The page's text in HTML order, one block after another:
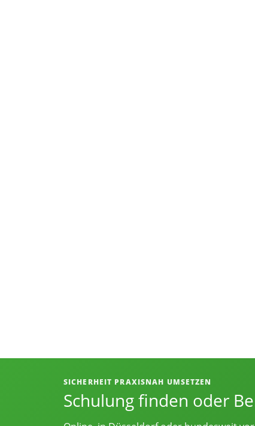
Informationen, Kontakt und
SICHERHEIT PRAXISNAH UMSETZEN
Schulung finden oder